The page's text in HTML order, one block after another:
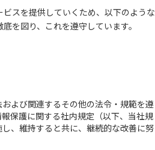
スを提供していくため、以下のような
を図り、これを遵守しています。
よび関連するその他の法令・規範を遵
保護に関する社内規定（以下、当社規
、維持すると共に、継続的な改善に努